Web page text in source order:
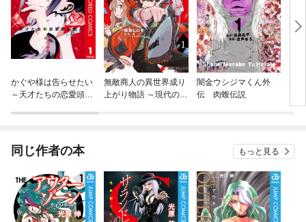
かぐや様は告らせたい
～天才たちの恋愛頭脳
無敵商人の異世界成り
上がり物語 ～現代の製
闇金ウシジマくん外
伝 肉蝮伝説
同じ作者の本 もっと見る